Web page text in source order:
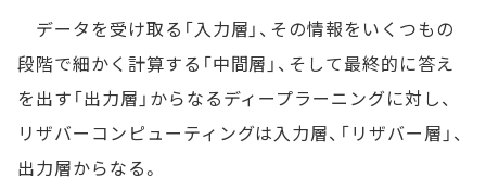
データを受け取る「入力層」、その情報をいくつもの
段階で細かく計算する「中間層」、そして最終的に答え
を出す「出力層」からなるディープラーニングに対し、
リザバーコンピューティングは入力層、「リザバー層」、
出力層からなる。